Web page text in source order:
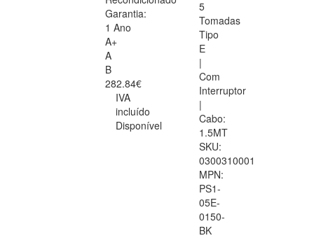
Garantia:
1 Ano
A+
A
B
282.84€
IVA
incluído
Disponível
5
Tomadas
Tipo
E
|
Com
Interruptor
|
Cabo:
1.5MT
SKU:
0300310001
MPN:
PS1-
05E-
0150-
BK